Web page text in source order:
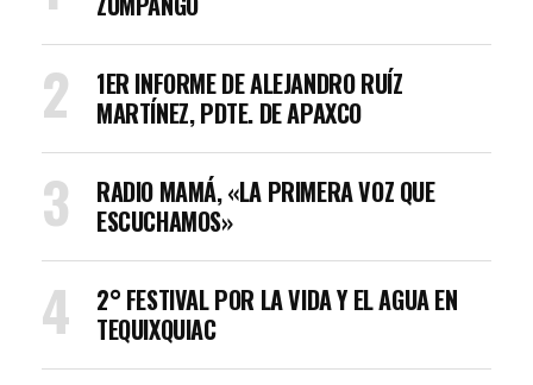
1ER INFORME DE ALEJANDRO RUÍZ
MARTÍNEZ, PDTE. DE APAXCO
RADIO MAMÁ, «LA PRIMERA VOZ QUE
ESCUCHAMOS»
2° FESTIVAL POR LA VIDA Y EL AGUA EN
TEQUIXQUIAC